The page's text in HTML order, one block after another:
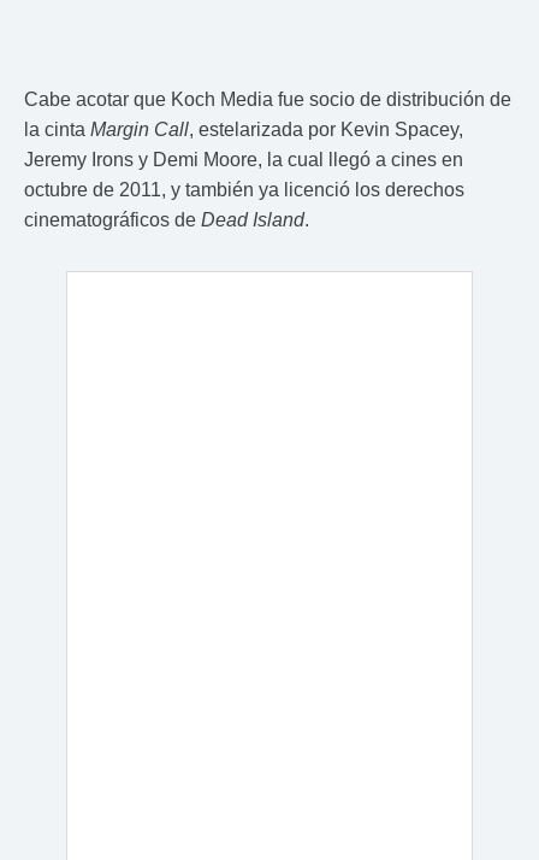
Cabe acotar que Koch Media fue socio de distribución de
la cinta Margin Call, estelarizada por Kevin Spacey,
Jeremy Irons y Demi Moore, la cual llegó a cines en
octubre de 2011, y también ya licenció los derechos
cinematográficos de Dead Island.